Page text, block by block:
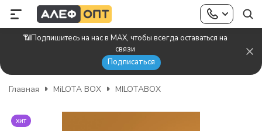
📶Подпишитесь на нас в MAX, чтобы всегда оставаться на
связи
Подписаться
Главная MiLOTA BOX MILOTABOX
хит